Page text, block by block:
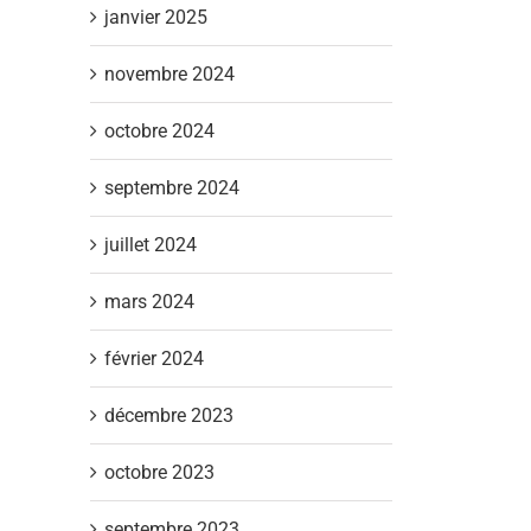
janvier 2025
novembre 2024
octobre 2024
septembre 2024
juillet 2024
mars 2024
février 2024
décembre 2023
octobre 2023